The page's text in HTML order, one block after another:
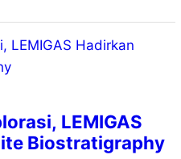
LEMIGAS
Biostratigraphy